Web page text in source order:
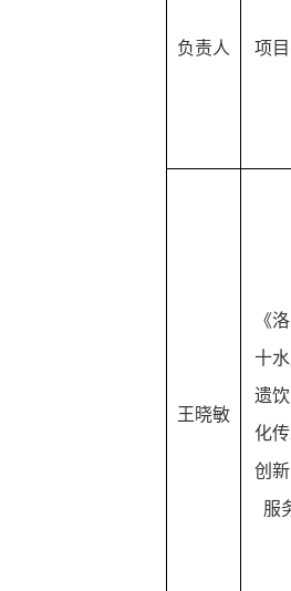
负责人 项
王晓敏
《
十
遗
化
创
服